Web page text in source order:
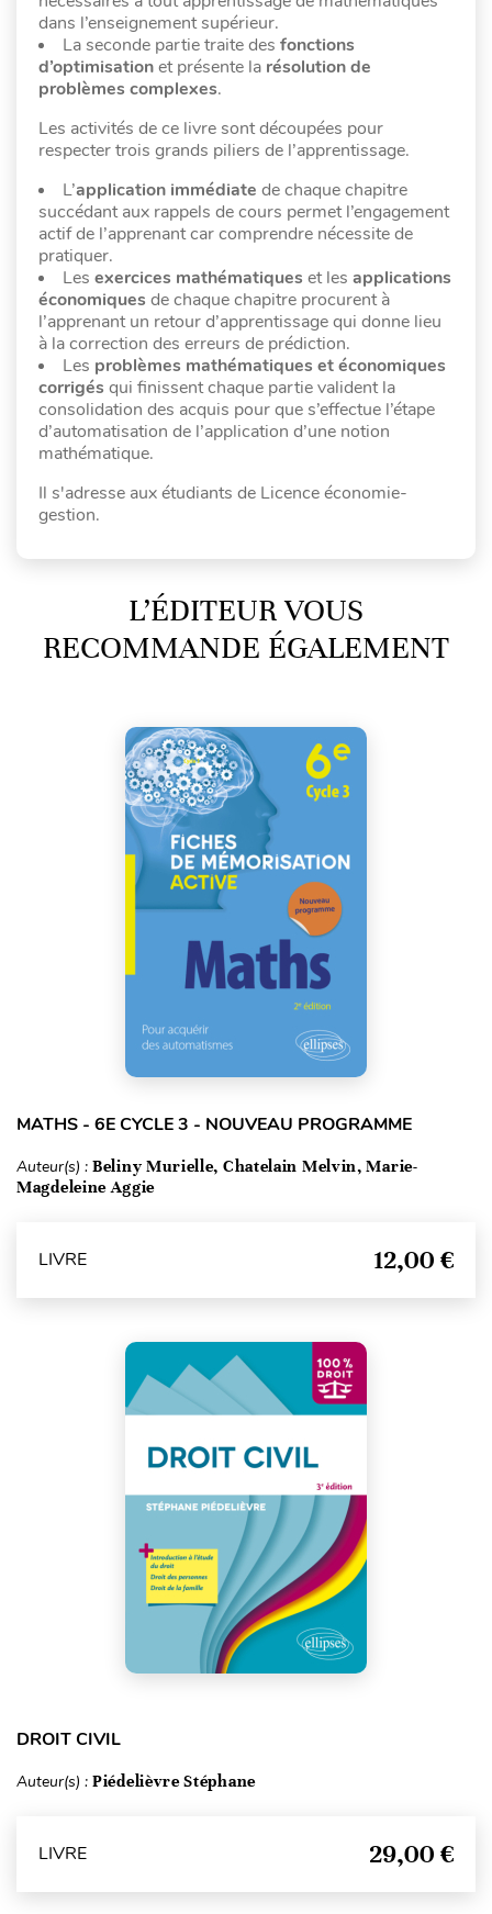
dans l’enseignement supérieur.
La seconde partie traite des fonctions
d’optimisationet présente la résolution de
problèmes complexes.
Les activités de ce livre sont découpées pour
respecter trois grands piliers de l’apprentissage.
L’application immédiate de chaque chapitre
succédant aux rappels de cours permet l’engagement
actif de l’apprenant car comprendre nécessite de
pratiquer.
Les exercices mathématiques et les applications
économiques de chaque chapitre procurent à
l’apprenant un retour d’apprentissage qui donne lieu
à la correction des erreurs de prédiction.
Les problèmes mathématiques et économiques
corrigés qui finissent chaque partie valident la
consolidation des acquis pour que s’effectue l’étape
d’automatisation de l’application d’une notion
mathématique.
Il s'adresse aux étudiants de Licence économie-
gestion.
L’ÉDITEUR VOUS
RECOMMANDE ÉGALEMENT
MATHS - 6E CYCLE 3 - NOUVEAU PROGRAMME
Auteur(s) : Beliny Murielle, Chatelain Melvin, Marie-
Magdeleine Aggie
LIVRE 12,00 €
DROIT CIVIL
Auteur(s) : Piédelièvre Stéphane
LIVRE 29,00 €